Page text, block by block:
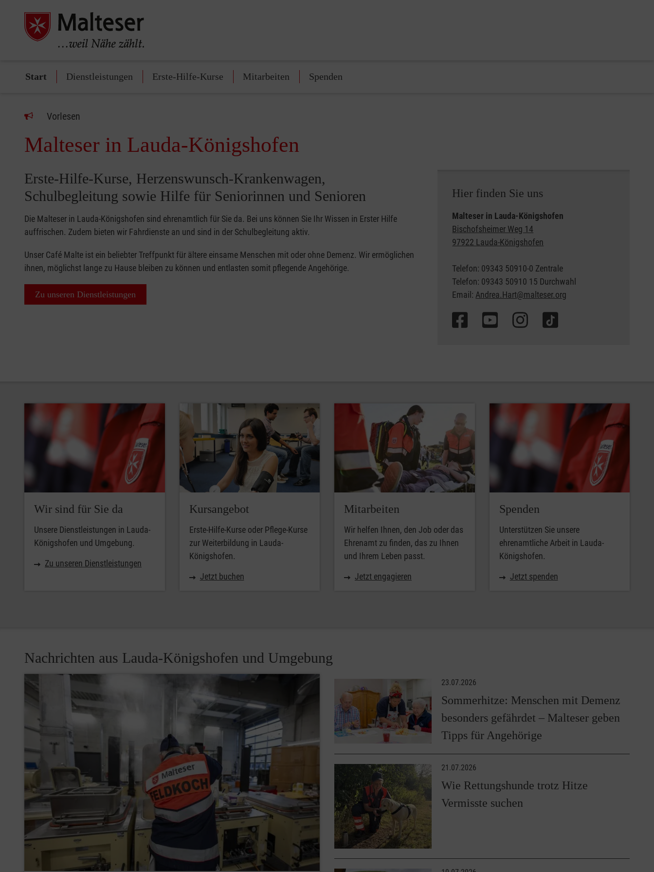
Start Dienstleistungen Erste-Hilfe-Kurse Mitarbeiten Spenden
Vorlesen
Malteser in Lauda-Königshofen
Erste-Hilfe-Kurse, Herzenswunsch-Krankenwagen,
Schulbegleitung sowie Hilfe für Seniorinnen und Senioren
Die Malteser in Lauda-Königshofen sind ehrenamtlich für Sie da. Bei uns können Sie Ihr Wissen in Erster Hilfe
auffrischen. Zudem bieten wir Fahrdienste an und sind in der Schulbegleitung aktiv.
Unser Café Malte ist ein beliebter Treffpunkt für ältere einsame Menschen mit oder ohne Demenz. Wir ermöglichen
ihnen, möglichst lange zu Hause bleiben zu können und entlasten somit pflegende Angehörige.
Zu unseren Dienstleistungen
Hier finden Sie uns
Malteser in Lauda-Königshofen
Bischofsheimer Weg 14
97922 Lauda-Königshofen
Telefon: 09343 50910-0 Zentrale
Telefon: 09343 50910 15 Durchwahl
Email:Andrea.Hart@malteser.org
Wir sind für Sie da
Unsere Dienstleistungen in Lauda-
Königshofen und Umgebung.
Zu unseren Dienstleistungen
Kursangebot
Erste-Hilfe-Kurse oder Pflege-Kurse
zur Weiterbildung in Lauda-
Königshofen.
Jetzt buchen
Mitarbeiten
Wir helfen Ihnen, den Job oder das
Ehrenamt zu finden, das zu Ihnen
und Ihrem Leben passt.
Jetzt engagieren
Spenden
Unterstützen Sie unsere
ehrenamtliche Arbeit in Lauda-
Königshofen.
Jetzt spenden
Nachrichten aus Lauda-Königshofen und Umgebung
23.07.2026
Sommerhitze: Menschen mit Demenz
besonders gefährdet – Malteser geben
Tipps für Angehörige
21.07.2026
Wie Rettungshunde trotz Hitze
Vermisste suchen